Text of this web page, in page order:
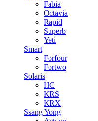
Fabia
Octavia
Rapid
Superb
Yeti
Smart
Forfour
Fortwo
Solaris
HC
KRS
KRX
Ssang Yong